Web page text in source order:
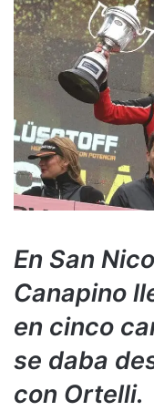
En San
Canapino
en cinco
se daba
con Ortelli.